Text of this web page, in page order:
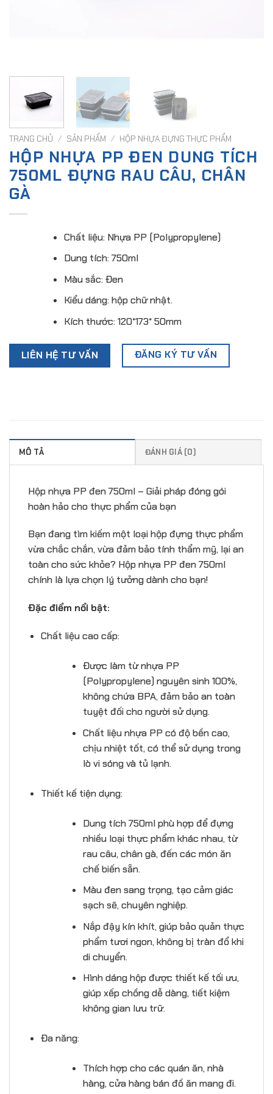
TRANG CHỦ / SẢN PHẨM / HỘP NHỰA ĐỰNG THỰC PHẨM
HỘP NHỰA PP ĐEN DUNG TÍCH
750ML ĐỰNG RAU CÂU, CHÂN
GÀ
Chất liệu: Nhựa PP (Polypropylene)
Dung tích: 750ml
Màu sắc: Đen
Kiểu dáng: hộp chữ nhật.
Kích thước: 120*173* 50mm
LIÊN HỆ TƯ VẤN ĐĂNG KÝ TƯ VẤN
MÔ TẢ ĐÁNH GIÁ (0)
Hộp nhựa PP đen 750ml – Giải pháp đóng gói
hoàn hảo cho thực phẩm của bạn
Bạn đang tìm kiếm một loại hộp đựng thực phẩm
vừa chắc chắn, vừa đảm bảo tính thẩm mỹ, lại an
toàn cho sức khỏe? Hộp nhựa PP đen 750ml
chính là lựa chọn lý tưởng dành cho bạn!
Đặc điểm nổi bật:
Chất liệu cao cấp:
Được làm từ nhựa PP
(Polypropylene) nguyên sinh 100%,
không chứa BPA, đảm bảo an toàn
tuyệt đối cho người sử dụng.
Chất liệu nhựa PP có độ bền cao,
chịu nhiệt tốt, có thể sử dụng trong
lò vi sóng và tủ lạnh.
Thiết kế tiện dụng:
Dung tích 750ml phù hợp để đựng
nhiều loại thực phẩm khác nhau, từ
rau câu, chân gà, đến các món ăn
chế biến sẵn.
Màu đen sang trọng, tạo cảm giác
sạch sẽ, chuyên nghiệp.
Nắp đậy kín khít, giúp bảo quản thực
phẩm tươi ngon, không bị tràn đổ khi
di chuyển.
Hình dáng hộp được thiết kế tối ưu,
giúp xếp chồng dễ dàng, tiết kiệm
không gian lưu trữ.
Đa năng:
Thích hợp cho các quán ăn, nhà
hàng, cửa hàng bán đồ ăn mang đi.